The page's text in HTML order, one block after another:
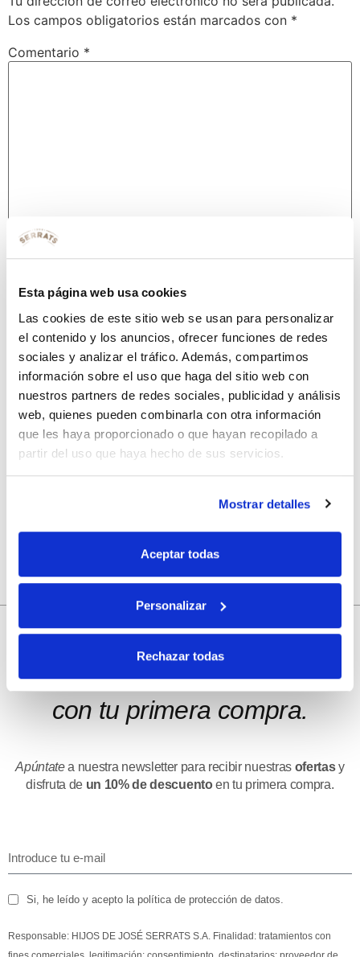
Esta página web usa cookies
Las cookies de este sitio web se usan para personalizar
el contenido y los anuncios, ofrecer funciones de redes
sociales y analizar el tráfico. Además, compartimos
información sobre el uso que haga del sitio web con
nuestros partners de redes sociales, publicidad y análisis
web, quienes pueden combinarla con otra información
que les haya proporcionado o que hayan recopilado a
partir del uso que haya hecho de sus servicios.
Mostrar detalles
Aceptar todas
Personalizar
Rechazar todas
Los campos obligatorios están marcados con *
Comentario *
Nombre*
Correo electrónico*
navegador para la próxima vez que comente.
10% de descuento
con tu primera compra.
Apúntatea nuestra newsletter para recibir nuestras ofertasy
disfruta de un 10% de descuentoen tu primera compra.
Si, he leído y acepto la política de protección de datos.
Responsable: HIJOS DE JOSÉ SERRATS S.A. Finalidad: tratamientos con